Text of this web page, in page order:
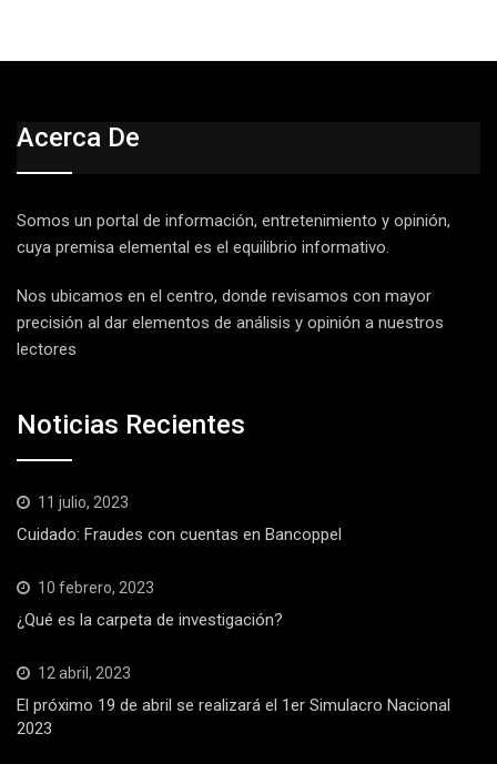
Acerca De
Somos un portal de información, entretenimiento y opinión,
cuya premisa elemental es el equilibrio informativo.
Nos ubicamos en el centro, donde revisamos con mayor
precisión al dar elementos de análisis y opinión a nuestros
lectores
Noticias Recientes
11 julio, 2023
Cuidado: Fraudes con cuentas en Bancoppel
10 febrero, 2023
¿Qué es la carpeta de investigación?
12 abril, 2023
El próximo 19 de abril se realizará el 1er Simulacro Nacional
2023